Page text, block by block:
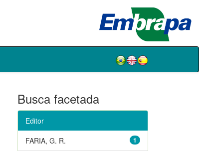
Busca facetada
Editor
1
FARIA, G. R.